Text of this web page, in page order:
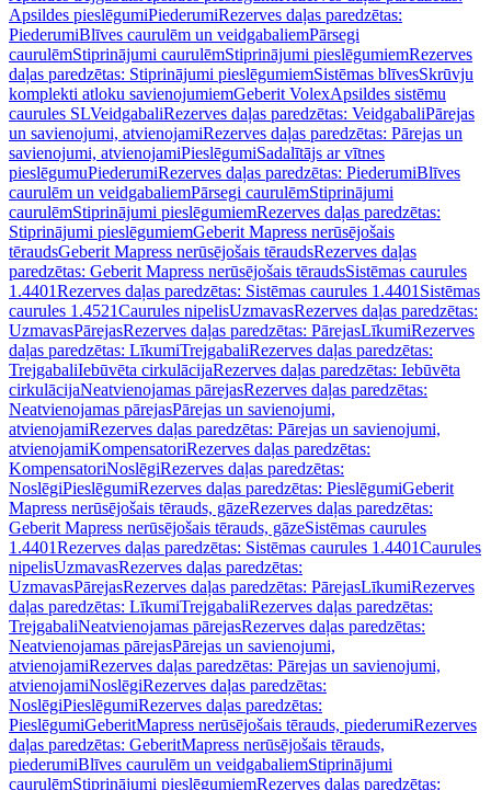
Apsildes pieslēgumiPiederumiRezerves daļas paredzētas:
PiederumiBlīves caurulēm un veidgabaliemPārsegi
caurulēmStiprinājumi caurulēmStiprinājumi pieslēgumiemRezerves
daļas paredzētas: Stiprinājumi pieslēgumiemSistēmas blīvesSkrūvju
komplekti atloku savienojumiemGeberit VolexApsildes sistēmu
caurules SLVeidgabaliRezerves daļas paredzētas: VeidgabaliPārejas
un savienojumi, atvienojamiRezerves daļas paredzētas: Pārejas un
savienojumi, atvienojamiPieslēgumiSadalītājs ar vītnes
pieslēgumuPiederumiRezerves daļas paredzētas: PiederumiBlīves
caurulēm un veidgabaliemPārsegi caurulēmStiprinājumi
caurulēmStiprinājumi pieslēgumiemRezerves daļas paredzētas:
Stiprinājumi pieslēgumiemGeberit Mapress nerūsējošais
tēraudsGeberit Mapress nerūsējošais tēraudsRezerves daļas
paredzētas: Geberit Mapress nerūsējošais tēraudsSistēmas caurules
1.4401Rezerves daļas paredzētas: Sistēmas caurules 1.4401 Sistēmas
caurules 1.4521Caurules nipelisUzmavasRezerves daļas paredzētas:
UzmavasPārejasRezerves daļas paredzētas: PārejasLīkumiRezerves
daļas paredzētas: LīkumiTrejgabaliRezerves daļas paredzētas:
TrejgabaliIebūvēta cirkulācijaRezerves daļas paredzētas: Iebūvēta
cirkulācijaNeatvienojamas pārejasRezerves daļas paredzētas:
Neatvienojamas pārejasPārejas un savienojumi,
atvienojamiRezerves daļas paredzētas: Pārejas un savienojumi,
atvienojamiKompensatoriRezerves daļas paredzētas:
KompensatoriNoslēgiRezerves daļas paredzētas:
NoslēgiPieslēgumiRezerves daļas paredzētas: PieslēgumiGeberit
Mapress nerūsējošais tērauds, gāzeRezerves daļas paredzētas:
Geberit Mapress nerūsējošais tērauds, gāzeSistēmas caurules
1.4401Rezerves daļas paredzētas: Sistēmas caurules 1.4401Caurules
nipelisUzmavasRezerves daļas paredzētas:
UzmavasPārejasRezerves daļas paredzētas: PārejasLīkumiRezerves
daļas paredzētas: LīkumiTrejgabaliRezerves daļas paredzētas:
TrejgabaliNeatvienojamas pārejasRezerves daļas paredzētas:
Neatvienojamas pārejasPārejas un savienojumi,
atvienojamiRezerves daļas paredzētas: Pārejas un savienojumi,
atvienojamiNoslēgiRezerves daļas paredzētas:
NoslēgiPieslēgumiRezerves daļas paredzētas:
PieslēgumiGeberitMapress nerūsējošais tērauds, piederumiRezerves
daļas paredzētas: GeberitMapress nerūsējošais tērauds,
piederumiBlīves caurulēm un veidgabaliemStiprinājumi
caurulēmStiprinājumi pieslēgumiemRezerves daļas paredzētas: